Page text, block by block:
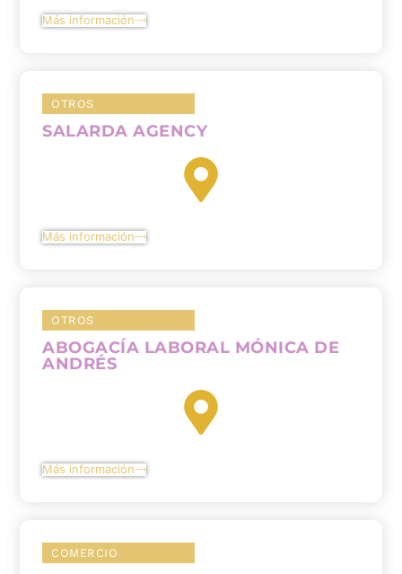
Más información
OTROS
SALARDA AGENCY
Más información
OTROS
ABOGACÍA LABORAL MÓNICA DE
ANDRÉS
Más información
COMERCIO